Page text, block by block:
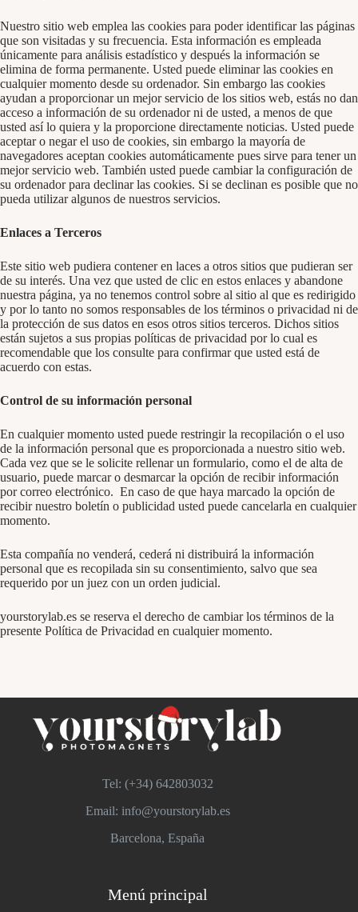
Nuestro sitio web emplea las cookies para poder identificar las páginas
que son visitadas y su frecuencia. Esta información es empleada
únicamente para análisis estadístico y después la información se
elimina de forma permanente. Usted puede eliminar las cookies en
cualquier momento desde su ordenador. Sin embargo las cookies
ayudan a proporcionar un mejor servicio de los sitios web, estás no dan
acceso a información de su ordenador ni de usted, a menos de que
usted así lo quiera y la proporcione directamente noticias. Usted puede
aceptar o negar el uso de cookies, sin embargo la mayoría de
navegadores aceptan cookies automáticamente pues sirve para tener un
mejor servicio web. También usted puede cambiar la configuración de
su ordenador para declinar las cookies. Si se declinan es posible que no
pueda utilizar algunos de nuestros servicios.
Enlaces a Terceros
Este sitio web pudiera contener en laces a otros sitios que pudieran ser
de su interés. Una vez que usted de clic en estos enlaces y abandone
nuestra página, ya no tenemos control sobre al sitio al que es redirigido
y por lo tanto no somos responsables de los términos o privacidad ni de
la protección de sus datos en esos otros sitios terceros. Dichos sitios
están sujetos a sus propias políticas de privacidad por lo cual es
recomendable que los consulte para confirmar que usted está de
acuerdo con estas.
Control de su información personal
En cualquier momento usted puede restringir la recopilación o el uso
de la información personal que es proporcionada a nuestro sitio web.
Cada vez que se le solicite rellenar un formulario, como el de alta de
usuario, puede marcar o desmarcar la opción de recibir información
por correo electrónico. En caso de que haya marcado la opción de
recibir nuestro boletín o publicidad usted puede cancelarla en cualquier
momento.
Esta compañía no venderá, cederá ni distribuirá la información
personal que es recopilada sin su consentimiento, salvo que sea
requerido por un juez con un orden judicial.
yourstorylab.es se reserva el derecho de cambiar los términos de la
presente Política de Privacidad en cualquier momento.
Tel: (+34) 642803032
Email: info@yourstorylab.es
Barcelona, España
Menú principal